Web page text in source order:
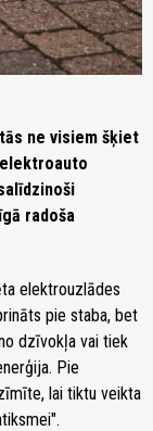
ne visiem šķiet
radoša
elektrouzlādes
pie staba, bet
dzīvokļa vai tiek
Pie
lai tiktu veikta